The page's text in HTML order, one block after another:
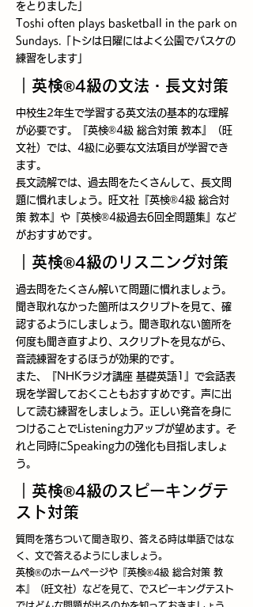
をとりました」
Toshi often plays basketball in the park on
Sundays.「トシは日曜にはよく公園でバスケの
練習をします」
​｜英検®4級の文法・長文対策
中校生2年生で学習する英文法の基本的な理解
が必要です。『英検®4級 総合対策 教本』（旺
文社）では、4級に必要な文法項目が学習でき
ます。
長文読解では、過去問をたくさんして、長文問
題に慣れましょう。旺文社『英検®4級 総合対
策 教本』や『英検®4級過去6回全問題集』など
がおすすめです。
​｜英検®4級のリスニング対策
過去問をたくさん解いて問題に慣れましょう。
聞き取れなかった箇所はスクリプトを見て、確
認するようにしましょう。聞き取れない箇所を
何度も聞き直すより、スクリプトを見ながら、
音読練習をするほうが効果的です。
また、『NHKラジオ講座 基礎英語1』で会話表
現を学習しておくこともおすすめです。声に出
して読む練習をしましょう。正しい発音を身に
つけることでListening力アップが望めます。そ
れと同時にSpeaking力の強化も目指しましょ
う。
​｜英検®4級のスピーキングテ
スト対策
質問を落ちついて聞き取り、答える時は単語ではな
く、文で答えるようにしましょう。
英検®のホームページや『英検®4級 総合対策 教
本』（旺文社）などを見て、でスピーキングテスト